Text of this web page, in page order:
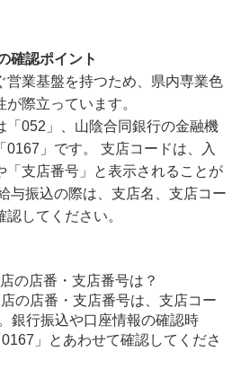
確認ポイント
営業基盤を持つため、県内専業色
際立っています。
「052」、山陰合同銀行の金融機
0167」です。 支店コードは、入
「支店番号」と表示されることが
与振込の際は、支店名、支店コー
してください。
の店番・支店番号は？
の店番・支店番号は、支店コー
銀行振込や口座情報の確認時
」とあわせて確認してくださ